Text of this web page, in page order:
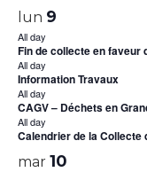
lun 9
All day
Fin de collecte en faveur
All day
Information Travaux
All day
CAGV – Déchets en
All day
Calendrier de la Collecte
mar 10